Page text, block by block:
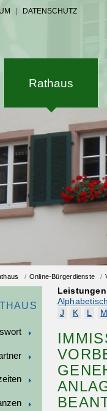
DATENSCHUTZ
Rathaus
/ Online-Bürgerdienste /
Leistungen
J
K L M